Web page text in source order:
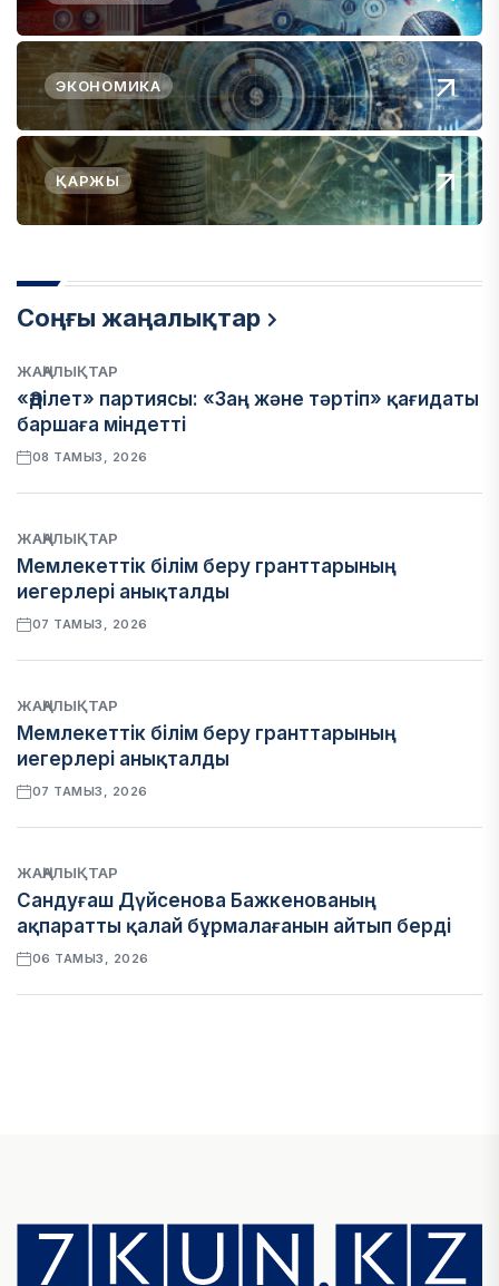
ЭКОНОМИКА
ҚАРЖЫ
Соңғы жаңалықтар
ЖАҢАЛЫҚТАР
«Әділет» партиясы: «Заң және тәртіп» қағидаты
баршаға міндетті
08 ТАМЫЗ, 2026
ЖАҢАЛЫҚТАР
Мемлекеттік білім беру гранттарының
иегерлері анықталды
07 ТАМЫЗ, 2026
ЖАҢАЛЫҚТАР
Мемлекеттік білім беру гранттарының
иегерлері анықталды
07 ТАМЫЗ, 2026
ЖАҢАЛЫҚТАР
Сандуғаш Дүйсенова Бажкенованың
ақпаратты қалай бұрмалағанын айтып берді
06 ТАМЫЗ, 2026
Алматы қалалық МКД мүлікті сатудан
алынатын салық туралы сұрақтарға жауап